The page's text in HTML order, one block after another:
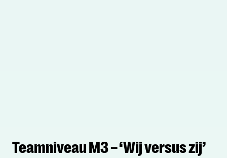
Teamniveau M3 – ‘Wij versus zij’